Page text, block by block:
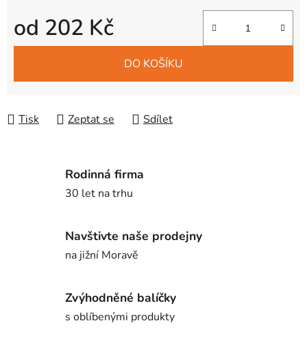
od 202 Kč
Měrná cena:
DO KOŠÍKU
Tisk Zeptat se Sdílet
Rodinná firma
30 let na trhu
Navštivte naše prodejny
na jižní Moravě
Zvýhodněné balíčky
s oblíbenými produkty